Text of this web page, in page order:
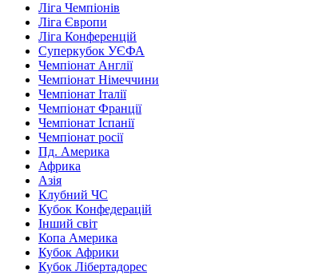
Ліга Чемпіонів
Ліга Європи
Ліга Конференцій
Суперкубок УЄФА
Чемпіонат Англії
Чемпіонат Німеччини
Чемпіонат Італії
Чемпіонат Франції
Чемпіонат Іспанії
Чемпіонат росії
Пд. Америка
Африка
Азія
Клубний ЧС
Кубок Конфедерацій
Інший світ
Копа Америка
Кубок Африки
Кубок Лібертадорес